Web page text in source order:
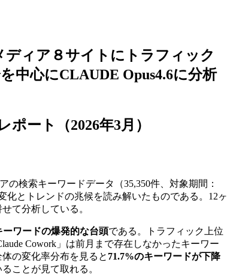
ディア８サイトにトラフィック
中心にCLAUDE Opus4.6に分析
ート（2026年3月）
の検索キーワードデータ（35,350件、対象期間：
化とトレンドの兆候を読み解いたものである。12ヶ
て分析している。
ーワードの爆発的な台頭である。トラフィック上位
Cowork」は前月まで存在しなかったキーワー
の変化率分布を見ると 71.7%のキーワードが下降
ことが見て取れる。